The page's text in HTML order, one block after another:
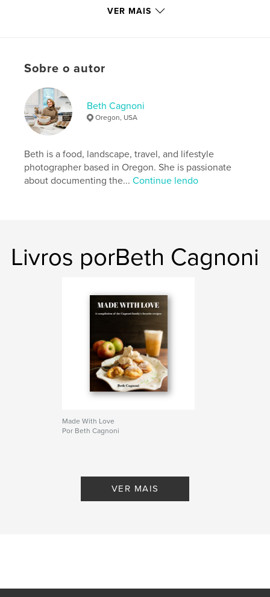
Capa dura com ImageWrap: 9798240473760
Data de publicação:jun 11, 2026
IdiomaEnglish
photography recipes food holidays
cookbook
VER MAIS
Sobre o autor
Beth Cagnoni
Oregon, USA
Beth is a food, landscape, travel, and lifestyle
photographer based in Oregon. She is passionate
about documenting the...Continue lendo
Livros porBeth Cagnoni
Made With Love
Por Beth Cagnoni
VER MAIS